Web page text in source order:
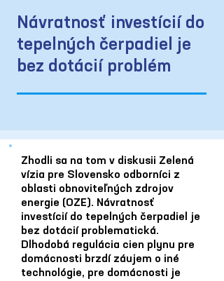
Návratnosť investícií do
tepelných čerpadiel je
bez dotácií problém
Zhodli sa na tom v diskusii Zelená
vízia pre Slovensko odborníci z
oblasti obnoviteľných zdrojov
energie (OZE). Návratnosť
investícií do tepelných čerpadiel je
bez dotácií problematická.
Dlhodobá regulácia cien plynu pre
domácnosti brzdí záujem o iné
technológie, pre domácnosti je